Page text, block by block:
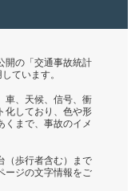
開の「交通事故統計
ています。
車、天候、信号、衝
化しており、色や形
くまで、事故のイメ
（歩行者含む）まで
ージの文字情報をご